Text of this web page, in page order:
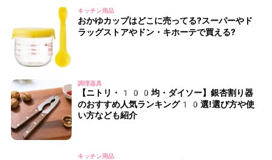
キッチン用品
おかゆカップはどこに売ってる?スーパーやド
ラッグストアやドン・キホーテで買える?
調理器具
【ニトリ・100均・ダイソー】銀杏割り器
のおすすめ人気ランキング10選!選び方や使
い方なども紹介
キッチン用品